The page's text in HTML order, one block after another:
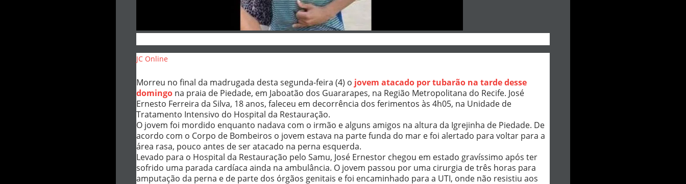
JC Online
Morreu no final da madrugada desta segunda-feira (4) o jovem atacado por tubarão na tarde desse
domingo na praia de Piedade, em Jaboatão dos Guararapes, na Região Metropolitana do Recife. José
Ernesto Ferreira da Silva, 18 anos, faleceu em decorrência dos ferimentos às 4h05, na Unidade de
Tratamento Intensivo do Hospital da Restauração.
O jovem foi mordido enquanto nadava com o irmão e alguns amigos na altura da Igrejinha de Piedade. De
acordo com o Corpo de Bombeiros o jovem estava na parte funda do mar e foi alertado para voltar para a
área rasa, pouco antes de ser atacado na perna esquerda.
Levado para o Hospital da Restauração pelo Samu, José Ernestor chegou em estado gravíssimo após ter
sofrido uma parada cardíaca ainda na ambulância. O jovem passou por uma cirurgia de três horas para
amputação da perna e de parte dos órgãos genitais e foi encaminhado para a UTI, onde não resistiu aos